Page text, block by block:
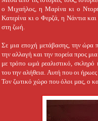
ο Μιχαήλος, η Μαρίνα κι ο
Κατερίνα κι ο Φερζά, η Νάντια
στη ζωή.
Σε μια εποχή μετάβασης, την ώρα
την αλλαγή και την πορεία προς
με τρόπο ωμά ρεαλιστικό, σκληρό
του την αλήθεια. Αυτή που οι
Τον ζωτικό χώρο που όλοι μας, ο